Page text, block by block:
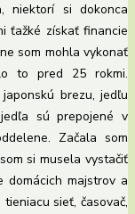
niektorí si dokonca
ťažké získať financie
som mohla vykonať
to pred 25 rokmi.
brezu, jedľu
sú prepojené v
Začala som
si musela vystačiť
domácich majstrov a
sieť, časovač,